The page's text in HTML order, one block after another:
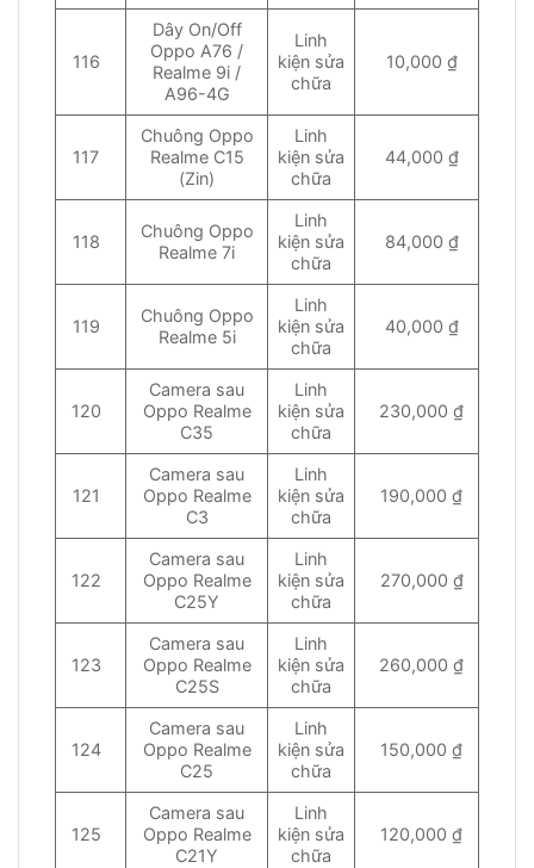
116
Dây On/Off
Oppo A76 /
Realme 9i /
A96-4G
Linh
kiện sửa
chữa
10,000 ₫
117
Chuông Oppo
Realme C15
(Zin)
Linh
kiện sửa
chữa
44,000 ₫
118
Chuông Oppo
Realme 7i
Linh
kiện sửa
chữa
84,000 ₫
119
Chuông Oppo
Realme 5i
Linh
kiện sửa
chữa
40,000 ₫
120
Camera sau
Oppo Realme
C35
Linh
kiện sửa
chữa
230,000 ₫
121
Camera sau
Oppo Realme
C3
Linh
kiện sửa
chữa
190,000 ₫
122
Camera sau
Oppo Realme
C25Y
Linh
kiện sửa
chữa
270,000 ₫
123
Camera sau
Oppo Realme
C25S
Linh
kiện sửa
chữa
260,000 ₫
124
Camera sau
Oppo Realme
C25
Linh
kiện sửa
chữa
150,000 ₫
125
Camera sau
Oppo Realme
C21Y
Linh
kiện sửa
chữa
120,000 ₫